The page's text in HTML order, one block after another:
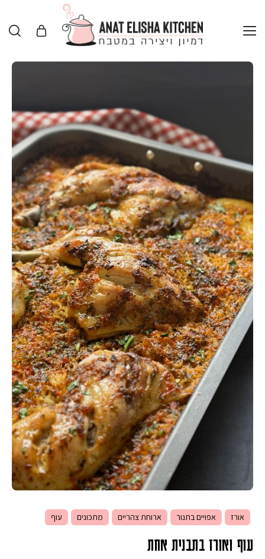
אורז אפויים בתנור ארוחת צהריים מתכונים עוף
עוף ואורז בתבנית אחת